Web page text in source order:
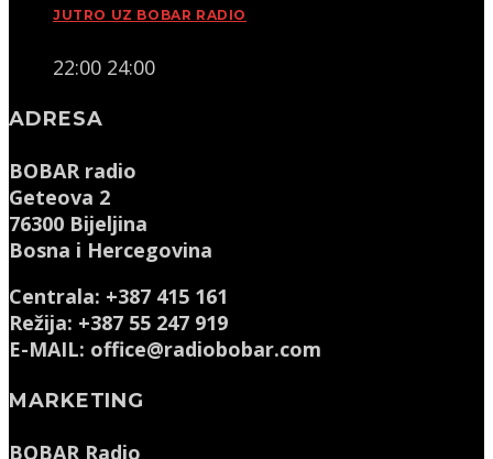
JUTRO UZ BOBAR RADIO
22:00 24:00
ADRESA
BOBAR radio
Geteova 2
76300 Bijeljina
Bosna i Hercegovina
Centrala: +387 415 161
Režija: +387 55 247 919
E-MAIL: office@radiobobar.com
MARKETING
BOBAR Radio